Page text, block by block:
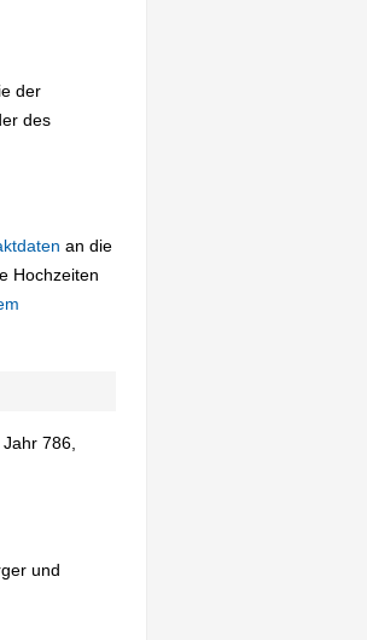
der
des
an die
Hochzeiten
786,
und